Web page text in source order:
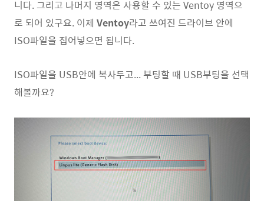
니다. 그리고 나머지 영역은 사용할 수 있는 Ventoy 영역으
로 되어 있구요. 이제 Ventoy라고 쓰여진 드라이브 안에
ISO파일을 집어넣으면 됩니다.
ISO파일을 USB안에 복사두고... 부팅할 때 USB부팅을 선택
해볼까요?